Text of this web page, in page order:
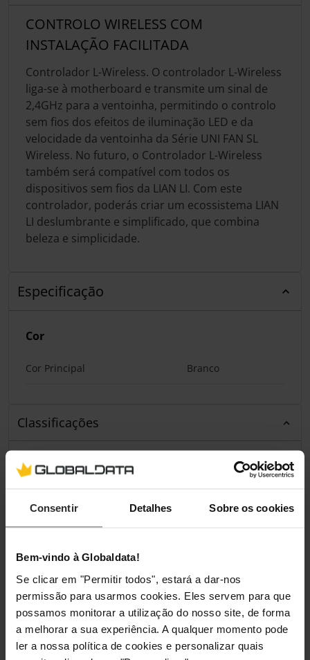
Consentir Detalhes Sobre os cookies
Bem-vindo à Globaldata!
Se clicar em "Permitir todos", estará a dar-nos
permissão para usarmos cookies. Eles servem para que
possamos monitorar a utilização do nosso site, de forma
a melhorar a sua experiência. A qualquer momento pode
ler a nossa política de cookies e personalizar quais
CONTROLO WIRELESS COM
INSTALAÇÃO FACILITADA
Controlador L-Wireless. O controlador L-Wireless
liga-se à motherboard e transmite um sinal de
2,4GHz para a ventoinha, permitindo o controlo
sem fios dos efeitos de iluminação LED e da
velocidade da ventoinha da Série UNI FAN SL
Wireless. No futuro, o Controlador L-Wireless
também será compatível com todos os
dispositivos sem fios da LIAN LI. Com este
controlador, poderás criar um ecossistema LIAN
LI deslumbrante e simplificado, que combina
beleza e simplicidade.
Especificação
Cor
Cor Principal Branco
Classificações